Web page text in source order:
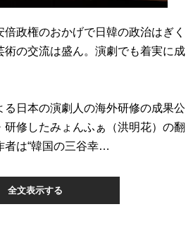
政権のおかげで日韓の政治はぎく
術の交流は盛ん。演劇でも着実に成
日本の演劇人の海外研修の成果公
修したみょんふぁ（洪明花）の翻
者は“韓国の三谷幸…
全文表示する